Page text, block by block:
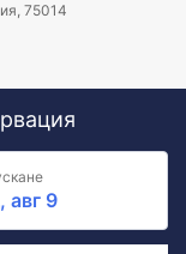
75014
авг 9